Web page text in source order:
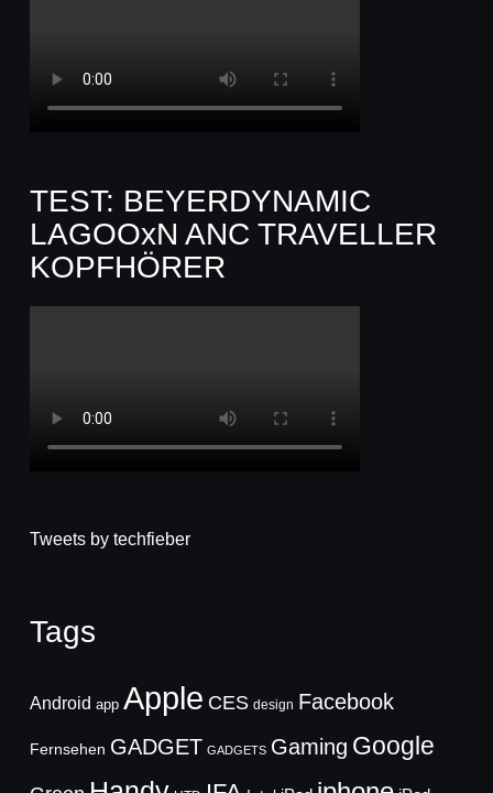
TEST: BEYERDYNAMIC
LAGOOxN ANC TRAVELLER
KOPFHÖRER
Tweets by techfieber
Tags
Android app Apple CES design Facebook
Fernsehen GADGET GADGETS Gaming Google